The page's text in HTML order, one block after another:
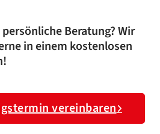
Beratung? Wir
in einem kostenlosen
vereinbaren